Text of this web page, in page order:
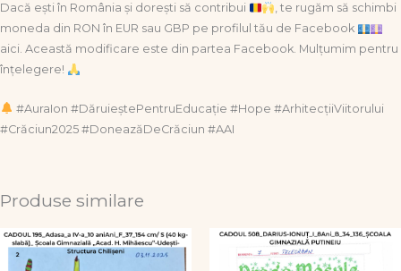
Dacă ești în România și dorești să contribui
, te rugăm să schimbi
moneda din RON în EUR sau GBP pe profilul tău de Facebook
aici. Această modificare este din partea Facebook. Mulțumim pentru
înțelegere!
#AuraIon #DăruieștePentruEducație #Hope #ArhitecțiiViitorului
#Crăciun2025 #DoneazăDeCrăciun #AAI
Produse similare